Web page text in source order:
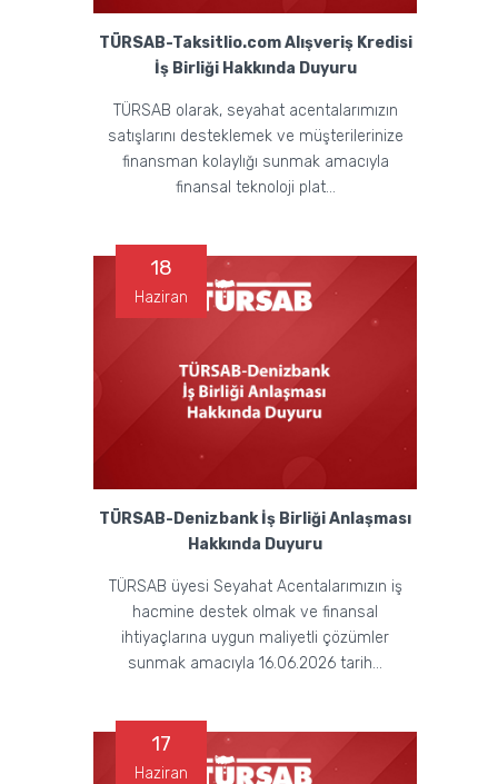
TÜRSAB-Taksitlio.com Alışveriş Kredisi
İş Birliği Hakkında Duyuru
TÜRSAB olarak, seyahat acentalarımızın
satışlarını desteklemek ve müşterilerinize
finansman kolaylığı sunmak amacıyla
finansal teknoloji plat...
TÜRSAB-Denizbank İş Birliği Anlaşması
Hakkında Duyuru
TÜRSAB üyesi Seyahat Acentalarımızın iş
hacmine destek olmak ve finansal
ihtiyaçlarına uygun maliyetli çözümler
sunmak amacıyla 16.06.2026 tarih...
18
Haziran
17
Haziran